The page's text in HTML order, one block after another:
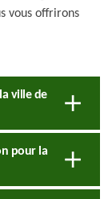
vous offrirons
ville de
pour la